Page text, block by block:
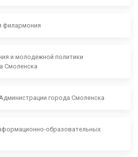
филармония
и молодежной политики
Смоленска
города Смоленска
образовательных